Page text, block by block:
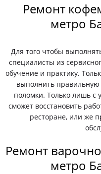
Ремонт
метро
Для того чтобы
специалисты из
обучение и практику.
выполнить правильную
поломки. Только лишь с
сможет восстановить
ресторане, или же
Ремонт
метро